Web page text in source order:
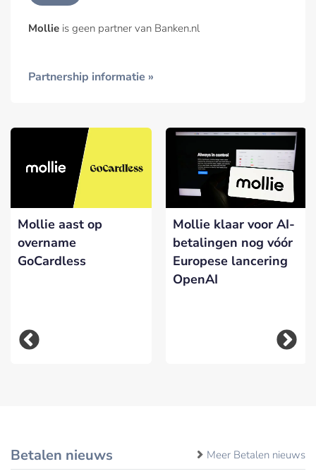
Mollie is geen partner van Banken.nl
Partnership informatie »
Mollie aast op
overname
GoCardless
Mollie klaar voor AI-
betalingen nog vóór
Europese lancering
OpenAI
Betalen nieuws Meer Betalen nieuws